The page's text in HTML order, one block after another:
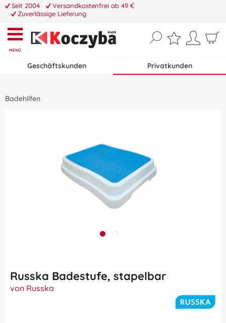
Seit 2004
Versandkostenfrei ab 49 €
Zuverlässige Lieferung
MENÜ
Geschäftskunden Privatkunden
Badehilfen
Russka Badestufe, stapelbar
von Russka